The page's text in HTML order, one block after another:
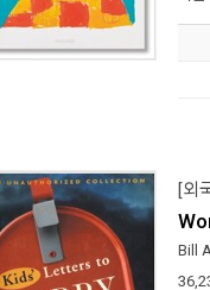
[외
Bill